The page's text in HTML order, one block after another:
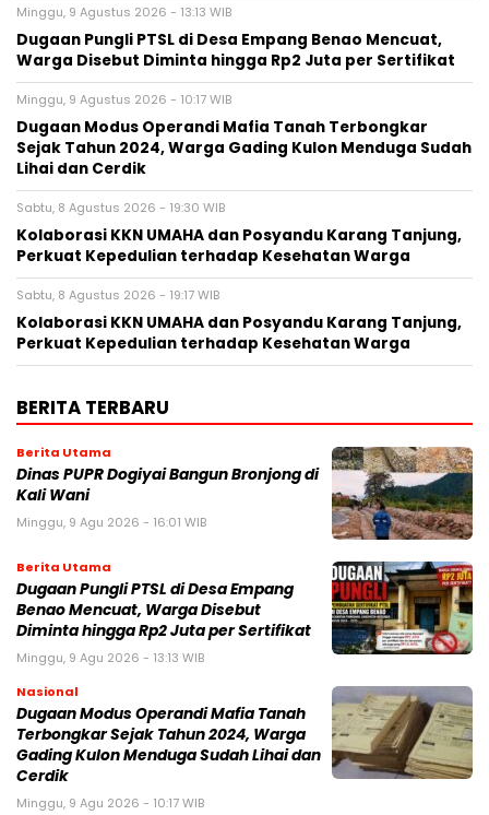
Minggu, 9 Agustus 2026 - 13:13 WIB
Dugaan Pungli PTSL di Desa Empang Benao Mencuat,
Warga Disebut Diminta hingga Rp2 Juta per Sertifikat
Minggu, 9 Agustus 2026 - 10:17 WIB
Dugaan Modus Operandi Mafia Tanah Terbongkar
Sejak Tahun 2024, Warga Gading Kulon Menduga Sudah
Lihai dan Cerdik
Sabtu, 8 Agustus 2026 - 19:30 WIB
Kolaborasi KKN UMAHA dan Posyandu Karang Tanjung,
Perkuat Kepedulian terhadap Kesehatan Warga
Sabtu, 8 Agustus 2026 - 19:17 WIB
Kolaborasi KKN UMAHA dan Posyandu Karang Tanjung,
Perkuat Kepedulian terhadap Kesehatan Warga
BERITA TERBARU
Berita Utama
Dinas PUPR Dogiyai Bangun Bronjong di
Kali Wani
Minggu, 9 Agu 2026 - 16:01 WIB
Berita Utama
Dugaan Pungli PTSL di Desa Empang
Benao Mencuat, Warga Disebut
Diminta hingga Rp2 Juta per Sertifikat
Minggu, 9 Agu 2026 - 13:13 WIB
Nasional
Dugaan Modus Operandi Mafia Tanah
Terbongkar Sejak Tahun 2024, Warga
Gading Kulon Menduga Sudah Lihai dan
Cerdik
Minggu, 9 Agu 2026 - 10:17 WIB